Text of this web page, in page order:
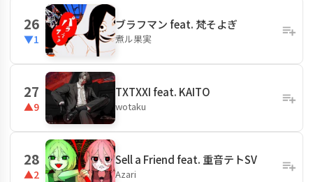
26
▼1
ブラフマン feat. 梵そよぎ
煮ル果実
27
▲9
TXTXXI feat. KAITO
wotaku
28
▲2
Sell a Friend feat. 重音テトSV
Azari